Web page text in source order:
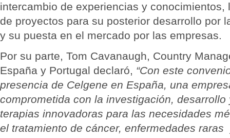
intercambio de experiencias y
de proyectos para su posterior desarrollo por
y su puesta en el mercado por las empresas.
Por su parte, Tom Cavanaugh, Country
España y Portugal declaró, “Con este
presencia de Celgene en España, una
comprometida con la investigación,
terapias innovadoras para las necesidades
el tratamiento de cáncer, enfermedades